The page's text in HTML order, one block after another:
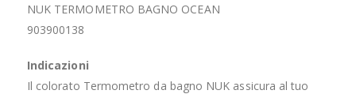
NUK TERMOMETRO BAGNO OCEAN
903900138
Indicazioni
Il colorato Termometro da bagno NUK assicura al tuo